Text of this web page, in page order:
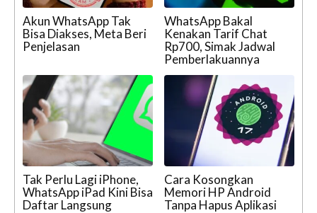
Akun WhatsApp Tak
Bisa Diakses, Meta Beri
Penjelasan
WhatsApp Bakal
Kenakan Tarif Chat
Rp700, Simak Jadwal
Pemberlakuannya
Tak Perlu Lagi iPhone,
WhatsApp iPad Kini Bisa
Daftar Langsung
Cara Kosongkan
Memori HP Android
Tanpa Hapus Aplikasi